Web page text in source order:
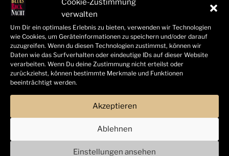
verwalten
Um Dir ein optimales Erlebnis zu bieten, verwenden wir Technologien
wie Cookies, um Geräteinformationen zu speichern und/oder darauf
zuzugreifen. Wenn du diesen Technologien zustimmst, können wir
Daten wie das Surfverhalten oder eindeutige IDs auf dieser Website
verarbeiten. Wenn Du deine Zustimmung nicht erteilst oder
zurückziehst, können bestimmte Merkmale und Funktionen
beeinträchtigt werden.
Akzeptieren
Ablehnen
Einstellungen ansehen
Fotos Blues- & Rocknacht 2016
Fotos Blues- & Rocknacht 2015
Fotos Blues- & Rocknacht 2014
Bandinfos 2014 bis 2025
© Tom Freitag | Hamelner Blues- & Rocknacht 2025 |
Alle Rechte vorbehalten